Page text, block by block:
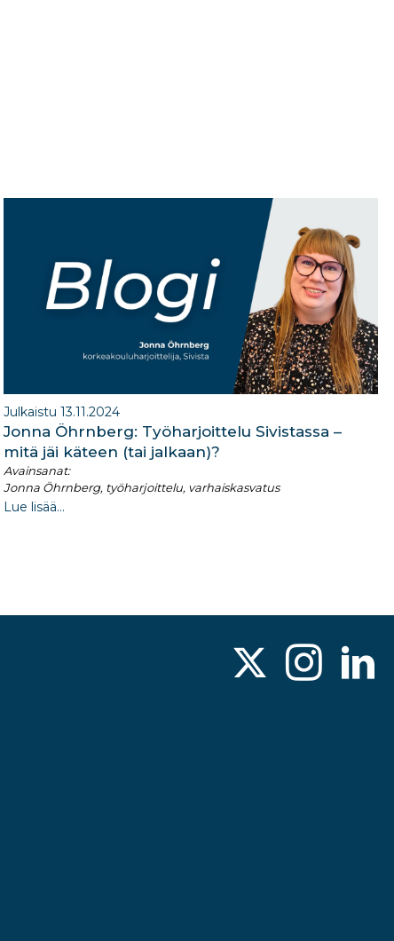
Julkaistu 13.11.2024
Jonna Öhrnberg: Työharjoittelu Sivistassa –
mitä jäi käteen (tai jalkaan)?
Avainsanat:
Jonna Öhrnberg, työharjoittelu, varhaiskasvatus
Lue lisää...